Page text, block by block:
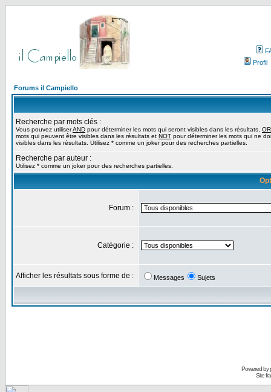
Profil
Forums il Campiello
Recherche par mots clés :
Vous pouvez utiliserAND pour déterminer les mots qui seront visibles dans les résultats, OR
mots qui peuvent être visibles dans les résultats et NOT pour déterminer les mots qui ne
visibles dans les résultats. Utilisez * comme un joker pour des recherches partielles.
Recherche par auteur :
Utilisez * comme un joker pour des recherches partielles.
Forum :
Catégorie :
Afficher les résultats sous forme de : Messages Sujets
Powered by
Site